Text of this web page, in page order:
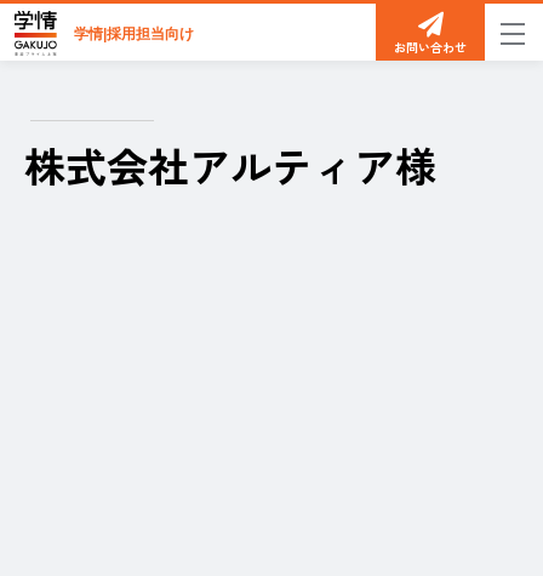
学情|採用担当向け
お問い合わせ
株式会社アルティア様